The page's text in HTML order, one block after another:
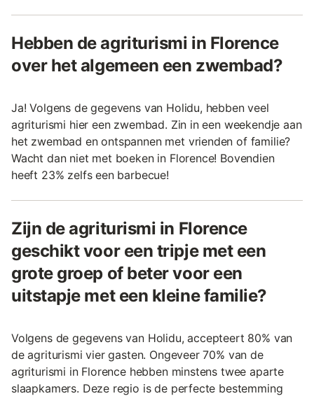
Hebben de agriturismi in Florence
over het algemeen een zwembad?
Ja! Volgens de gegevens van Holidu, hebben veel
agriturismi hier een zwembad. Zin in een weekendje aan
het zwembad en ontspannen met vrienden of familie?
Wacht dan niet met boeken in Florence! Bovendien
heeft 23% zelfs een barbecue!
Zijn de agriturismi in Florence
geschikt voor een tripje met een
grote groep of beter voor een
uitstapje met een kleine familie?
Volgens de gegevens van Holidu, accepteert 80% van
de agriturismi vier gasten. Ongeveer 70% van de
agriturismi in Florence hebben minstens twee aparte
slaapkamers. Deze regio is de perfecte bestemming